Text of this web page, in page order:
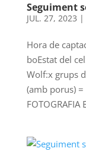
Seguiment
JUL. 27, 2023 |
Hora de
boEstat del
Wolf:x grups
(amb porus) =
FOTOGRAFIA